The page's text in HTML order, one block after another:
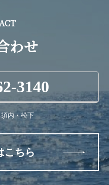
わせ
3140
内・松下
こちら